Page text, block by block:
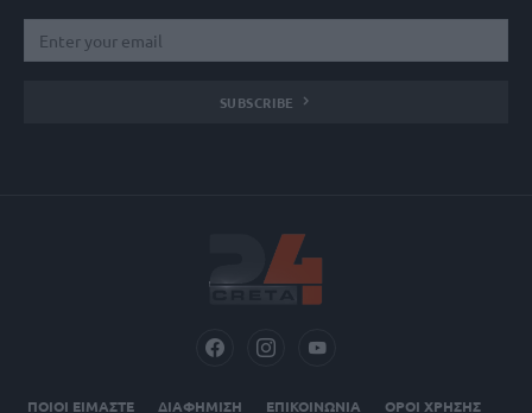
SUBSCRIBE
ΠΟΙΟΙ ΕΙΜΑΣΤΕ ΔΙΑΦΗΜΙΣΗ ΕΠΙΚΟΙΝΩΝΙΑ ΟΡΟΙ ΧΡΗΣΗΣ